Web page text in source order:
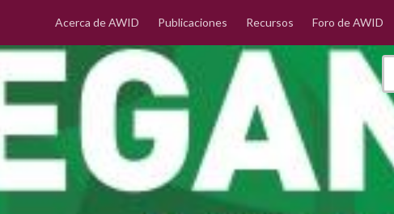
Acerca de AWID Publicaciones Recursos Foro de AWID